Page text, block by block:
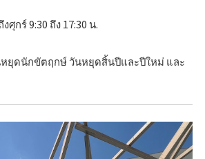
กร์ 9:30 ถึง 17:30 น.
ยุดนักขัตฤกษ์ วันหยุดสิ้นปีและปีใหม่ และ